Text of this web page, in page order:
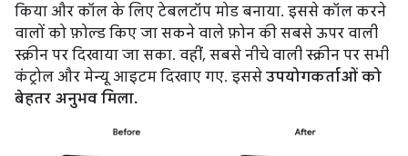
किया और कॉल के लिए टेबलटॉप मोड बनाया. इससे कॉल करने
वालों को फ़ोल्ड किए जा सकने वाले फ़ोन की सबसे ऊपर वाली
स्क्रीन पर दिखाया जा सका. वहीं, सबसे नीचे वाली स्क्रीन पर सभी
कंट्रोल और मेन्यू आइटम दिखाए गए. इससे उपयोगकर्ताओं को
बेहतर अनुभव मिला.